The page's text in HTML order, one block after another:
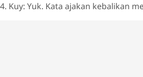
4. Kuy: Yuk. Kata ajakan kebalikan